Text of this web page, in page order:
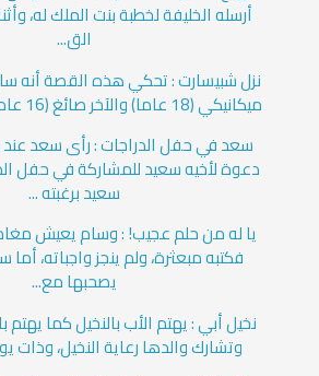
أرسله الخليفة لخطبة بنت الملك له،
الق...
نزل شبيسارت : تحكي هذه القصة أنه
ميكانيكي (18 عاما) والآخر صائغ (16 عاما) في رحلة سفر...
سعد في حفل الدراجات : رأى سعد عند
دعوة لأخيه سعيد للمشاركة في حفل
سعيد برغبته ...
يا له من حلم عجيب! : وسام يعيش
فكتبه مبعثرة، ولم ينجز واجباته،
يصحبها مع...
نخيل أبي : يهتم الأب بالنخيل كما يهتم
وتشارك والدها رعاية النخيل،